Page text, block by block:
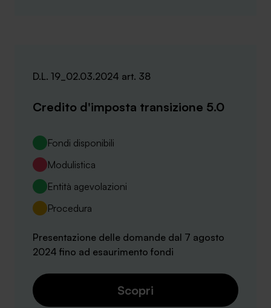
D.L. 19_02.03.2024 art. 38
Credito d'imposta transizione 5.0
Fondi disponibili
Modulistica
Entità agevolazioni
Procedura
Presentazione delle domande dal 7 agosto
2024 fino ad esaurimento fondi
Scopri